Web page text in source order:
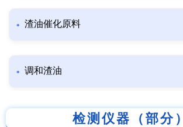
渣油催化原料
调和渣油
检测仪器（部分）